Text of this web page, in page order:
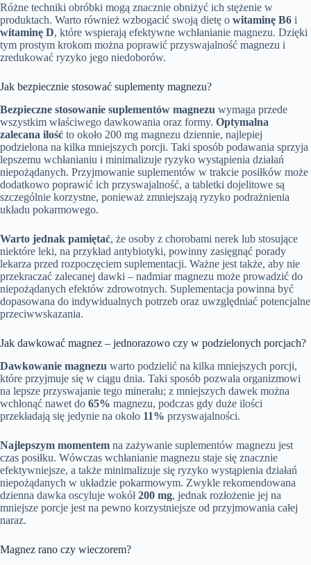
Różne techniki obróbki mogą znacznie obniżyć ich stężenie w
produktach. Warto również wzbogacić swoją dietę o witaminę B6 i
witaminę D, które wspierają efektywne wchłanianie magnezu. Dzięki
tym prostym krokom można poprawić przyswajalność magnezu i
zredukować ryzyko jego niedoborów.
Jak bezpiecznie stosować suplementy magnezu?
Bezpieczne stosowanie suplementów magnezu wymaga przede
wszystkim właściwego dawkowania oraz formy. Optymalna
zalecana ilość to około 200 mg magnezu dziennie, najlepiej
podzielona na kilka mniejszych porcji. Taki sposób podawania sprzyja
lepszemu wchłanianiu i minimalizuje ryzyko wystąpienia działań
niepożądanych. Przyjmowanie suplementów w trakcie posiłków może
dodatkowo poprawić ich przyswajalność, a tabletki dojelitowe są
szczególnie korzystne, ponieważ zmniejszają ryzyko podrażnienia
układu pokarmowego.
Warto jednak pamiętać, że osoby z chorobami nerek lub stosujące
niektóre leki, na przykład antybiotyki, powinny zasięgnąć porady
lekarza przed rozpoczęciem suplementacji. Ważne jest także, aby nie
przekraczać zalecanej dawki – nadmiar magnezu może prowadzić do
niepożądanych efektów zdrowotnych. Suplementacja powinna być
dopasowana do indywidualnych potrzeb oraz uwzględniać potencjalne
przeciwwskazania.
Jak dawkować magnez – jednorazowo czy w podzielonych porcjach?
Dawkowanie magnezu warto podzielić na kilka mniejszych porcji,
które przyjmuje się w ciągu dnia. Taki sposób pozwala organizmowi
na lepsze przyswajanie tego minerału; z mniejszych dawek można
wchłonąć nawet do 65% magnezu, podczas gdy duże ilości
przekładają się jedynie na około 11% przyswajalności.
Najlepszym momentem na zażywanie suplementów magnezu jest
czas posiłku. Wówczas wchłanianie magnezu staje się znacznie
efektywniejsze, a także minimalizuje się ryzyko wystąpienia działań
niepożądanych w układzie pokarmowym. Zwykle rekomendowana
dzienna dawka oscyluje wokół200 mg, jednak rozłożenie jej na
mniejsze porcje jest na pewno korzystniejsze od przyjmowania całej
naraz.
Magnez rano czy wieczorem?